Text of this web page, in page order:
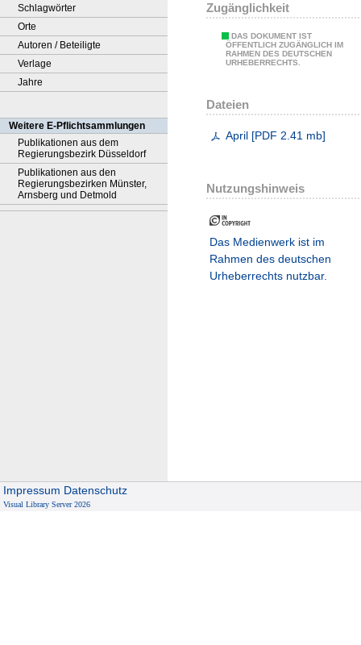
Schlagwörter
Orte
Autoren / Beteiligte
Verlage
Jahre
Weitere E-Pflichtsammlungen
Publikationen aus dem
Regierungsbezirk Düsseldorf
Publikationen aus den
Regierungsbezirken Münster,
Arnsberg und Detmold
Zugänglichkeit
DAS DOKUMENT IST
ÖFFENTLICH ZUGÄNGLICH IM
RAHMEN DES DEUTSCHEN
URHEBERRECHTS.
Dateien
April [PDF 2.41 mb]
Nutzungshinweis
Das Medienwerk ist im
Rahmen des deutschen
Urheberrechts nutzbar.
Impressum Datenschutz
Visual Library Server 2026